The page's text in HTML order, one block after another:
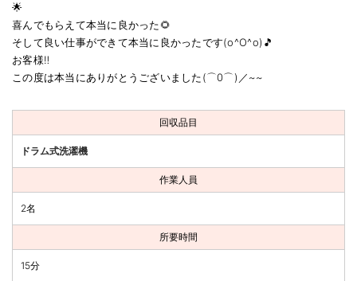
🌟
喜んでもらえて本当に良かった🌻
そして良い仕事ができて本当に良かったです(o^O^o)🎵
お客様‼️
この度は本当にありがとうございました(⌒0⌒)／~~
回収品目
ドラム式洗濯機
作業人員
2名
所要時間
15分